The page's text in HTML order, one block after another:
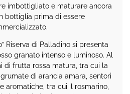
imbottigliato e maturare ancora
bottiglia prima di essere
Riserva di Palladino si presenta
granato intenso e luminoso. Al
di frutta rossa matura, tra cui la
di arancia amara, sentori
aromatiche, tra cui il rosmarino,